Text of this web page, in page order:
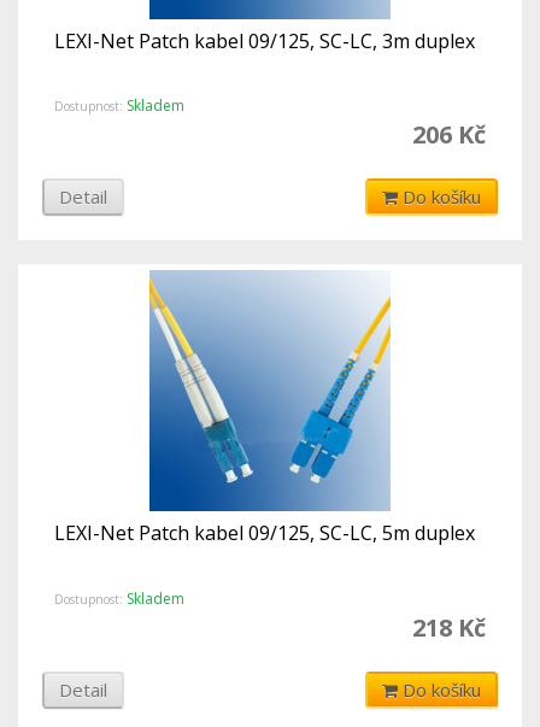
LEXI-Net Patch kabel 09/125, SC-LC, 3m duplex
Dostupnost: Skladem
206 Kč
Detail Do košíku
LEXI-Net Patch kabel 09/125, SC-LC, 5m duplex
Dostupnost: Skladem
218 Kč
Detail Do košíku